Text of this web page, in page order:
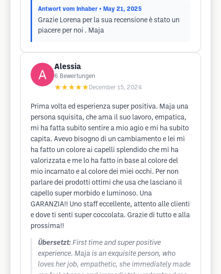
Antwort vom Inhaber • May 21, 2025
Grazie Lorena per la sua recensione è stato un
piacere per noi . Maja
Alessia
6 Bewertungen
★★★★★ December 15, 2024
Prima volta ed esperienza super positiva. Maja una
persona squisita, che ama il suo lavoro, empatica,
mi ha fatta subito sentire a mio agio e mi ha subito
capita. Avevo bisogno di un cambiamento e lei mi
ha fatto un colore ai capelli splendido che mi ha
valorizzata e me lo ha fatto in base al colore del
mio incarnato e al colore dei miei occhi. Per non
parlare dei prodotti ottimi che usa che lasciano il
capello super morbido e luminoso. Una
GARANZIA!! Uno staff eccellente, attento alle clienti
e dove ti senti super coccolata. Grazie di tutto e alla
prossima!!
Übersetzt: First time and super positive
experience. Maja is an exquisite person, who
loves her job, empathetic, she immediately made